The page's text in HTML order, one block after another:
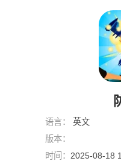
语言： 英文
版本：
时间： 2025-08-18